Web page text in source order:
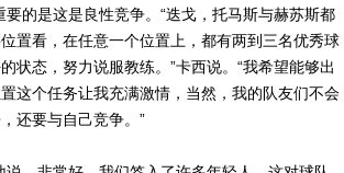
的是这是良性竞争。“迭戈，托马斯与赫苏斯都
置看，在任意一个位置上，都有两到三名优秀球
状态，努力说服教练。”卡西说。“我希望能够出
这个任务让我充满激情，当然，我的队友们不会
还要与自己竞争。”